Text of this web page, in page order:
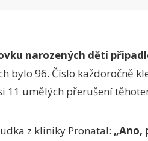
narozených dětí
bylo 96. Číslo každoročně
11 umělých přerušení
z kliniky Pronatal: „Ano,